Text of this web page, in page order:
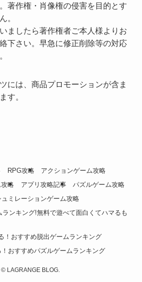
著作権・肖像権の侵害を目的とす
。
ましたら著作権者ご本人様よりお
下さい。早急に修正削除等の対応
には、商品プロモーションが含ま
す。
RPG攻略
アクションゲーム攻略
略
アプリ攻略記事
パズルゲーム攻略
ミレーションゲーム攻略
ンキング!無料で遊べて面白くてハマるも
！おすすめ脱出ゲームランキング
おすすめパズルゲームランキング
© LAGRANGE BLOG.